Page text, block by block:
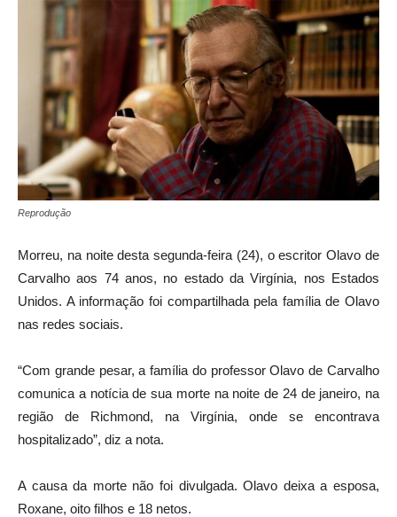
Reprodução
Morreu, na noite desta segunda-feira (24), o escritor Olavo de
Carvalho aos 74 anos, no estado da Virgínia, nos Estados
Unidos. A informação foi compartilhada pela família de Olavo
nas redes sociais.
“Com grande pesar, a família do professor Olavo de Carvalho
comunica a notícia de sua morte na noite de 24 de janeiro, na
região de Richmond, na Virgínia, onde se encontrava
hospitalizado”, diz a nota.
A causa da morte não foi divulgada. Olavo deixa a esposa,
Roxane, oito filhos e 18 netos.